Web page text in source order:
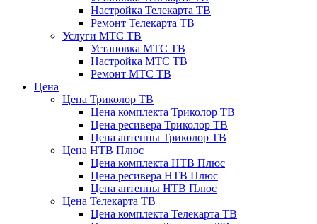
Настройка Телекарта ТВ
Ремонт Телекарта ТВ
Услуги МТС ТВ
Установка МТС ТВ
Настройка МТС ТВ
Ремонт МТС ТВ
Цена
Цена Триколор ТВ
Цена комплекта Триколор ТВ
Цена ресивера Триколор ТВ
Цена антенны Триколор ТВ
Цена НТВ Плюс
Цена комплекта НТВ Плюс
Цена ресивера НТВ Плюс
Цена антенны НТВ Плюс
Цена Телекарта ТВ
Цена комплекта Телекарта ТВ